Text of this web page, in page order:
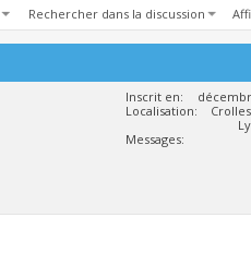
Rechercher dans la discussion
Inscrit en
Localisation
Messages